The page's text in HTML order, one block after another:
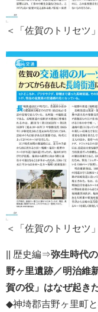
＜「佐賀のトリセツ
＜「佐賀のトリセツ
|| 歴史編⇒弥生時代
野ヶ里遺跡／明治維
賀の役」はなぜ起き
◆神埼郡吉野ヶ里町